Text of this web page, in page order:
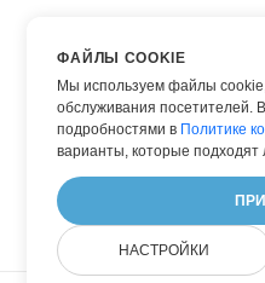
DOCX
PDF
TXT
ФАЙЛЫ COOKIE
Мы используем файлы
обслуживания посетителей.
подробностями в Политике
варианты, которые подходят
НАСТРОЙКИ